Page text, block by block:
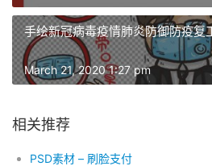
手绘新冠病毒疫情肺炎防御防疫复
March 21, 2020 1:27 pm
相关推荐
PSD素材 – 刷脸支付